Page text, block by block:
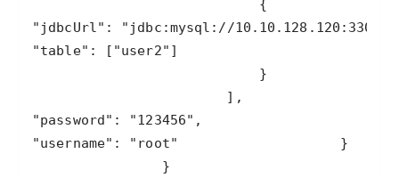
"jdbcUrl" :
"jdbc:mysql://10.10.128.120:3306/
"table" : [ "user2"
"password" : "123456"
"username" : "root"